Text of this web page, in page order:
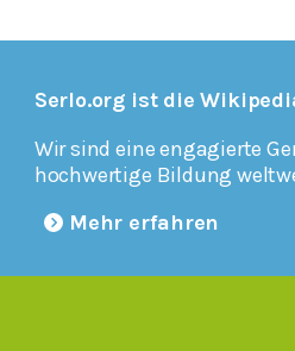
Serlo.org ist die
Wir sind eine engagierte
hochwertige Bildung
Mehr erfahren